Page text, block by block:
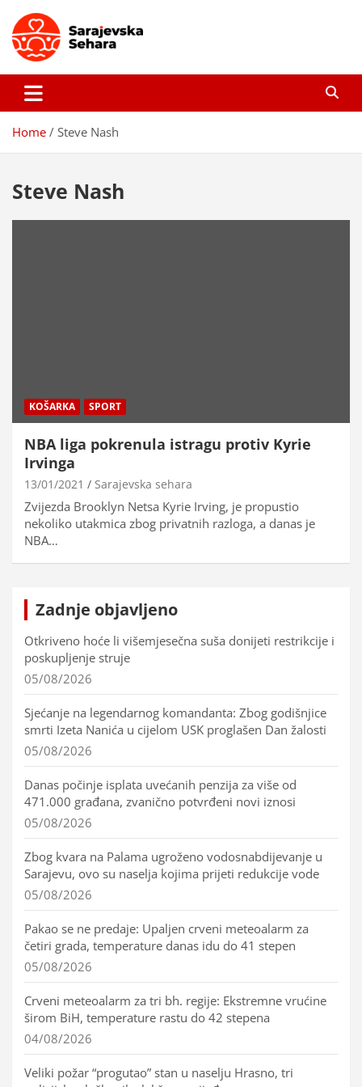
content
Sarajevska sehara
Home Steve Nash
Steve Nash
KOŠARKA SPORT
NBA liga pokrenula istragu protiv Kyrie
Irvinga
13/01/2021 Sarajevska sehara
Zvijezda Brooklyn Netsa Kyrie Irving, je propustio
nekoliko utakmica zbog privatnih razloga, a danas je
NBA…
Zadnje objavljeno
Otkriveno hoće li višemjesečna suša donijeti restrikcije i
poskupljenje struje
05/08/2026
Sjećanje na legendarnog komandanta: Zbog godišnjice
smrti Izeta Nanića u cijelom USK proglašen Dan žalosti
05/08/2026
Danas počinje isplata uvećanih penzija za više od
471.000 građana, zvanično potvrđeni novi iznosi
05/08/2026
Zbog kvara na Palama ugroženo vodosnabdijevanje u
Sarajevu, ovo su naselja kojima prijeti redukcije vode
05/08/2026
Pakao se ne predaje: Upaljen crveni meteoalarm za
četiri grada, temperature danas idu do 41 stepen
05/08/2026
Crveni meteoalarm za tri bh. regije: Ekstremne vrućine
širom BiH, temperature rastu do 42 stepena
04/08/2026
Veliki požar “progutao” stan u naselju Hrasno, tri